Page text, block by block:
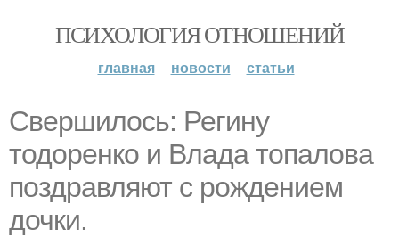
ПСИХОЛОГИЯ ОТНОШЕНИЙ
главная новости статьи
Свершилось: Регину
тодоренко и Влада топалова
поздравляют с рождением
дочки.